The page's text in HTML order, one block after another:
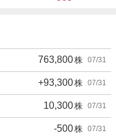
763,800株 07/31
+93,300株 07/31
10,300株 07/31
-500株 07/31